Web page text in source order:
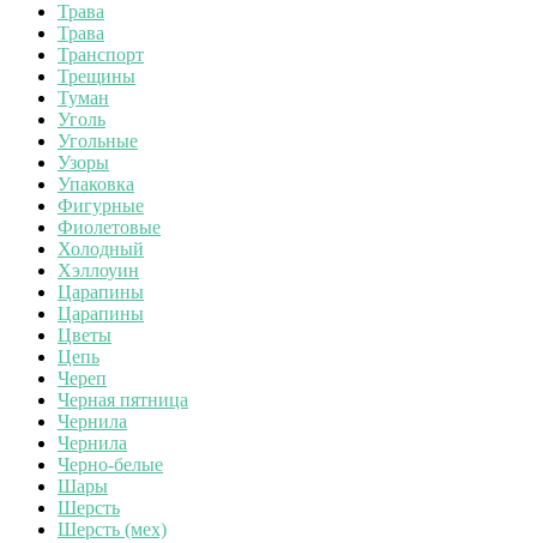
Трава
Трава
Транспорт
Трещины
Туман
Уголь
Угольные
Узоры
Упаковка
Фигурные
Фиолетовые
Холодный
Хэллоуин
Царапины
Царапины
Цветы
Цепь
Череп
Черная пятница
Чернила
Чернила
Черно-белые
Шары
Шерсть
Шерсть (мех)